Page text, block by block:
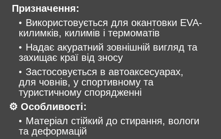
Призначення:
Використовується для окантовки EVA-
килимків, килимів і термоматів
Надає акуратний зовнішній вигляд та
захищає краї від зносу
Застосовується в автоаксесуарах,
для човнів, у спортивному та
туристичному спорядженні
⚙️ Особливості:
Матеріал стійкий до стирання, вологи
та деформацій